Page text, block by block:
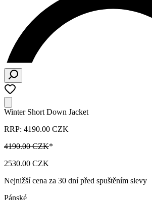
Winter Short Down Jacket
RRP: 4190.00 CZK
4190.00 CZK*
2530.00 CZK
Nejnižší cena za 30 dní před spuštěním slevy
Pánské